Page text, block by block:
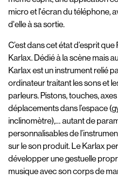
micro et l'écran du téléphone,
d'elle à sa sortie.
C’est dans cet état d’esprit
Karlax. Dédié à la scène mais
Karlax est un instrument relié
ordinateur traitant les sons et
parleurs. Pistons, touches,
déplacements dans l’espace
inclinomètre),… autant de
personnalisables de
sur le son produit. Le Karlax
développer une gestuelle
musique avec son corps de